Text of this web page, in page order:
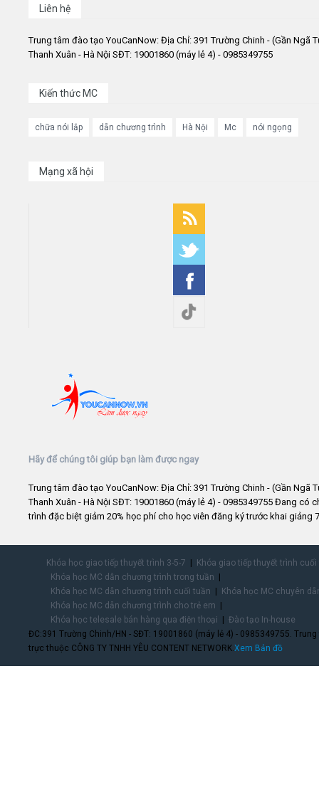
Liên hệ
Trung tâm đào tạo YouCanNow: Địa Chỉ: 391 Trường Chinh - (Gần Ngã
Thanh Xuân - Hà Nội SĐT: 19001860 (máy lẻ 4) - 0985349755
Kiến thức MC
chữa nói lắp dẫn chương trình Hà Nội Mc nói ngọng
Mạng xã hội
Hãy để chúng tôi giúp bạn làm được ngay
Trung tâm đào tạo YouCanNow: Địa Chỉ: 391 Trường Chinh - (Gần Ngã
Thanh Xuân - Hà Nội SĐT: 19001860 (máy lẻ 4) - 0985349755 Đang có
trình đặc biệt giảm 20% học phí cho học viên đăng ký trước khai giảng
Khóa học giao tiếp thuyết trình 3-5-7
Khóa giao tiếp thuyết trình
Khóa học MC dẫn chương trình trong tuần
Khóa học MC dẫn chương trình cuối tuần
Khóa học MC chuyên
Khóa học MC dẫn chương trình cho trẻ em
Khóa học telesale bán hàng qua điện thoại
Đào tạo In-house
ĐC:391 Trường Chinh/HN - SĐT: 19001860 (máy lẻ 4) - 0985349755.
trực thuộc CÔNG TY TNHH YÊU CONTENT NETWORK.Xem Bản đồ